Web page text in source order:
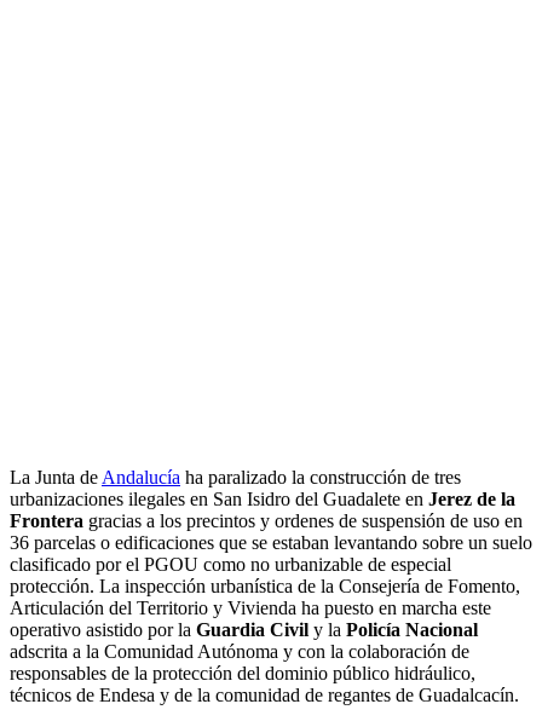
La Junta de Andalucía ha paralizado la construcción de tres
urbanizaciones ilegales en San Isidro del Guadalete en Jerez de la
Frontera gracias a los precintos y ordenes de suspensión de uso en
36 parcelas o edificaciones que se estaban levantando sobre un suelo
clasificado por el PGOU como no urbanizable de especial
protección. La inspección urbanística de la Consejería de Fomento,
Articulación del Territorio y Vivienda ha puesto en marcha este
operativo asistido por la Guardia Civil y la Policía Nacional
adscrita a la Comunidad Autónoma y con la colaboración de
responsables de la protección del dominio público hidráulico,
técnicos de Endesa y de la comunidad de regantes de Guadalcacín.